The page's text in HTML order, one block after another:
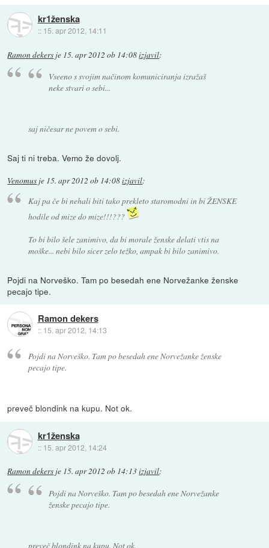
kr1ženska
:: 15. apr 2012, 14:11
Ramon dekers je 15. apr 2012 ob 14:08izjavil:
Vseeno s svojim načinom komuniciranja izražaš
neke stvari o sebi...
saj ničesar ne povem o sebi.
Saj ti ni treba. Vemo že dovolj.
Venomus je 15. apr 2012 ob 14:08izjavil:
Kaj pa če bi nehali biti tako prekleto staromodni in bi ŽENSKE
hodile od mize do mize!!!???
To bi bilo šele zanimivo, da bi morale ženske delati vtis na
moške... nebi bilo sicer zelo težko, ampak bi bilo zanimivo.
Pojdi na Norveško. Tam po besedah ene Norvežanke ženske
pecajo tipe.
Ramon dekers
:: 15. apr 2012, 14:13
Pojdi na Norveško. Tam po besedah ene Norvežanke ženske
pecajo tipe.
preveč blondink na kupu. Not ok.
kr1ženska
:: 15. apr 2012, 14:24
Ramon dekers je 15. apr 2012 ob 14:13izjavil:
Pojdi na Norveško. Tam po besedah ene Norvežanke
ženske pecajo tipe.
preveč blondink na kupu. Not ok.